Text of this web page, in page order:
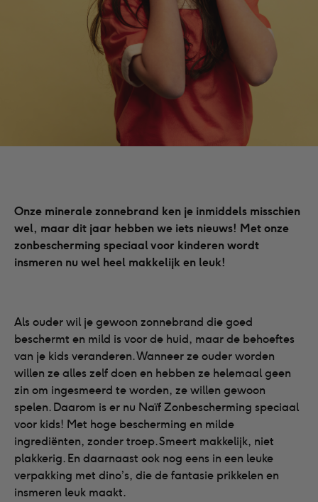
Onze minerale zonnebrand ken je inmiddels misschien
wel, maar dit jaar hebben we iets nieuws! Met onze
zonbescherming speciaal voor kinderen wordt
insmeren nu wel heel makkelijk en leuk!
Als ouder wil je gewoon zonnebrand die goed
beschermt en mild is voor de huid, maar de behoeftes
van je kids veranderen. Wanneer ze ouder worden
willen ze alles zelf doen en hebben ze helemaal geen
zin om ingesmeerd te worden, ze willen gewoon
spelen. Daarom is er nu Naïf Zonbescherming speciaal
voor kids! Met hoge bescherming en milde
ingrediënten, zonder troep. Smeert makkelijk, niet
plakkerig. En daarnaast ook nog eens in een leuke
verpakking met dino’s, die de fantasie prikkelen en
insmeren leuk maakt.